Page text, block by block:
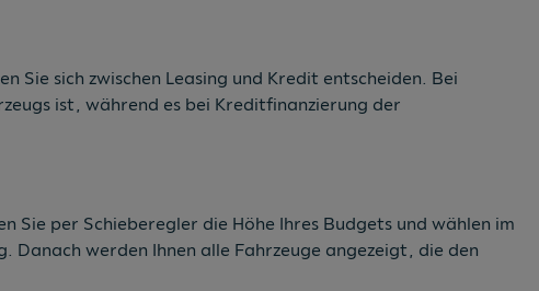
sich zwischen Leasing und Kredit entscheiden. Bei
ist, während es bei Kreditfinanzierung der
per Schieberegler die Höhe Ihres Budgets und wählen im
Danach werden Ihnen alle Fahrzeuge angezeigt, die den